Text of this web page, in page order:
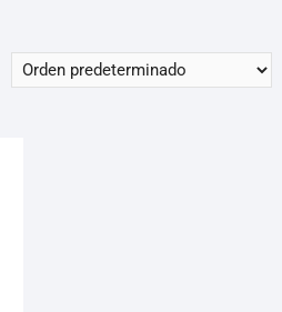
te ayudo a encontrarlo,
exacto